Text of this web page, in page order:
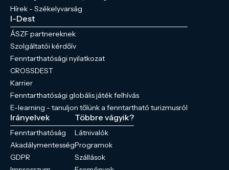
Hírek - Székelyvarság
I-Dest
ÁSZF partnereknek
Szolgáltatói kérdőív
Fenntarthatósági nyilatkozat
CROSSDEST
Karrier
Fenntarthatósági globális játék felhívás
E-learning - tanuljon tőlünk a fenntartható turizmusról
Irányelvek
Fenntarthatóság
Akadálymentesség
GDPR
Többre vágyik?
Látnivalók
Programok
Szállások